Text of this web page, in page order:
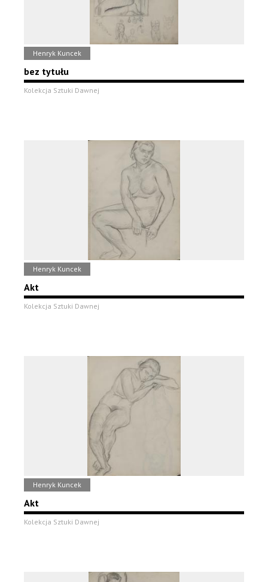
Henryk Kuncek
bez tytułu
Kolekcja Sztuki Dawnej
Henryk Kuncek
Akt
Kolekcja Sztuki Dawnej
Henryk Kuncek
Akt
Kolekcja Sztuki Dawnej